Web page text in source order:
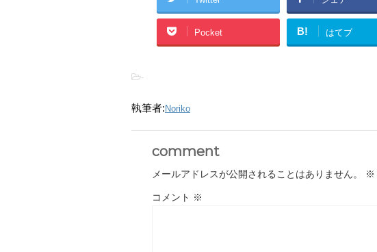
Pocket B! はてブ
-
執筆者: Noriko
comment
メールアドレスが公開されることはありません。 ※
コメント ※